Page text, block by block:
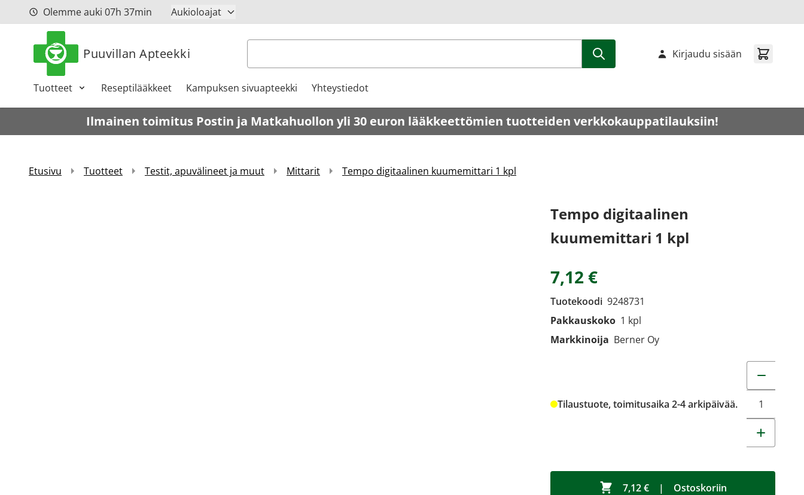
Siirry sisältöönOlemme auki 07h 37min Aukioloajat
Puuvillan Apteekki Haku
Tuotteet Reseptilääkkeet Kampuksen sivuapteekki Yhteystiedot
Kirjaudu sisään
Ilmainen toimitus Postin ja Matkahuollon yli 30 euron lääkkeettömien tuotteiden verkkokauppatilauksiin!
Etusivu Tuotteet Testit, apuvälineet ja muut Mittarit Tempo digitaalinen kuumemittari 1 kpl
Tempo digitaalinen
kuumemittari 1 kpl
7,12 €
Tuotekoodi 9248731
Pakkauskoko 1 kpl
Markkinoija Berner Oy
Tilaustuote, toimitusaika 2-4 arkipäivää.
7,12 € | Ostoskoriin